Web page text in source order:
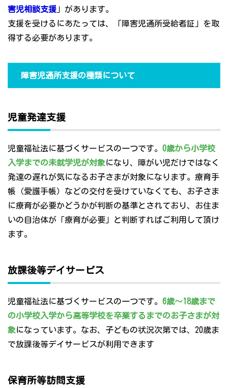
害児相談支援 」があります。
支援を受けるにあたっては、「障害児通所受給者証」を取
得する必要があります。
障害児通所支援の種類について
児童発達支援
児童福祉法に基づくサービスの一つです。 0歳から小学校
入学までの未就学児が対象になり、障がい児だけではなく
発達の遅れが気になるお子さまが対象になります。療育手
帳（愛護手帳）などの交付を受けていなくても、お子さま
に療育が必要かどうかが判断の基準とされており、お住ま
いの自治体が「療育が必要」と判断すればご利用して頂け
ます。
放課後等デイサービス
児童福祉法に基づくサービスの一つです。 6歳～18歳まで
の小学校入学から高等学校を卒業するまでのお子さまが対
象になっています。なお、子どもの状況次第では、20歳ま
で放課後等デイサービスが利用できます
保育所等訪問支援